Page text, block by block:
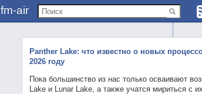
fm-air
Panther Lake: что известно о новых
2026 году
Пока большинство из нас только осваивают
Lake и Lunar Lake, а также учатся мириться с